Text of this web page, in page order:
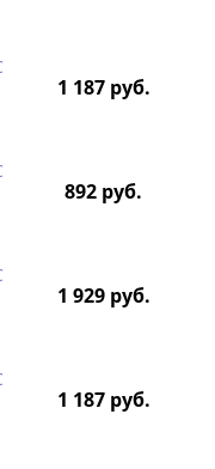
1 187 руб.
892 руб.
1 929 руб.
1 187 руб.